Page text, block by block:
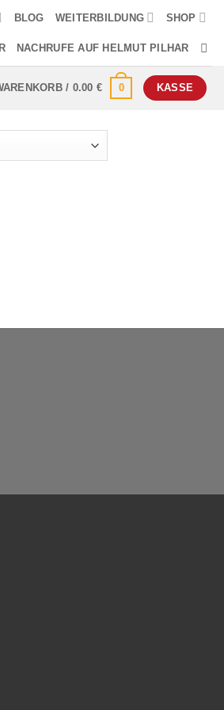
BLOG WEITERBILDUNG SHOP
NACHRUFE AUF HELMUT PILHAR
/ 0.00 € 0 KASSE